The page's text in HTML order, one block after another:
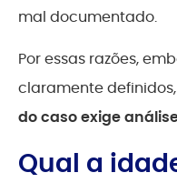
mal documentado.
Por essas razões,
claramente definidos,
do caso exige
Qual a